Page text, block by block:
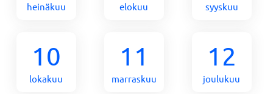
heinäkuu elokuu syyskuu
10
lokakuu
11
marraskuu
12
joulukuu